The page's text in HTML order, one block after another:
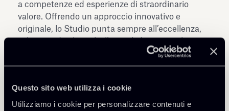
Questo sito web utilizza i cookie
Utilizziamo i cookie per personalizzare contenuti e
a competenze ed esperienze di straordinario
valore. Offrendo un approccio innovativo e
originale, lo Studio punta sempre all’eccellenza,
creando valore per i protagonisti dell’attività
economica italiana e internazionale. Chiomenti
propri professionisti, uniti per meglio esprimere la
molteplicità dei talenti.